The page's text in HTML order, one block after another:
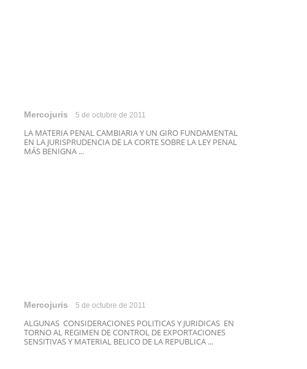
Mercojuris 5 de octubre de 2011
LA MATERIA PENAL CAMBIARIA Y UN GIRO FUNDAMENTAL
EN LA JURISPRUDENCIA DE LA CORTE SOBRE LA LEY PENAL
MÁS BENIGNA ...
Mercojuris 5 de octubre de 2011
ALGUNAS CONSIDERACIONES POLITICAS Y JURIDICAS EN
TORNO AL REGIMEN DE CONTROL DE EXPORTACIONES
SENSITIVAS Y MATERIAL BELICO DE LA REPUBLICA ...